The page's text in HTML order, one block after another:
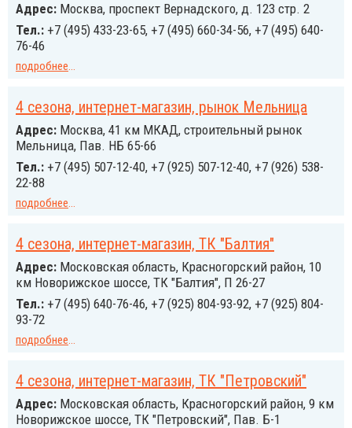
Адрес: Москва, проспект Вернадского, д. 123 стр. 2
Тел.: +7 (495) 433-23-65, +7 (495) 660-34-56, +7 (495) 640-
76-46
подробнее...
4 сезона, интернет-магазин, рынок Мельница
Адрес: Москва, 41 км МКАД, строительный рынок
Мельница, Пав. НБ 65-66
Тел.: +7 (495) 507-12-40, +7 (925) 507-12-40, +7 (926) 538-
22-88
подробнее...
4 сезона, интернет-магазин, ТК "Балтия"
Адрес: Московская область, Красногорский район, 10
км Новорижское шоссе, ТК "Балтия", П 26-27
Тел.: +7 (495) 640-76-46, +7 (925) 804-93-92, +7 (925) 804-
93-72
подробнее...
4 сезона, интернет-магазин, ТК "Петровский"
Адрес: Московская область, Красногорский район, 9 км
Новорижское шоссе, ТК "Петровский", Пав. Б-1